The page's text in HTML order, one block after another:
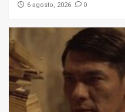
6 agosto, 2026 0